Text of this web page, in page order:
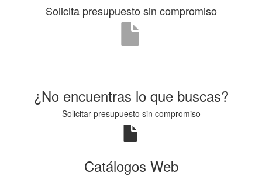
Solicita presupuesto sin compromiso
¿No encuentras lo que buscas?
Solicitar presupuesto sin compromiso
Catálogos Web